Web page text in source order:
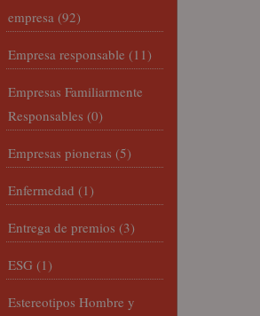
empresa (92)
Empresa responsable (11)
Empresas Familiarmente
Responsables (0)
Empresas pioneras (5)
Enfermedad (1)
Entrega de premios (3)
ESG (1)
Estereotipos Hombre y